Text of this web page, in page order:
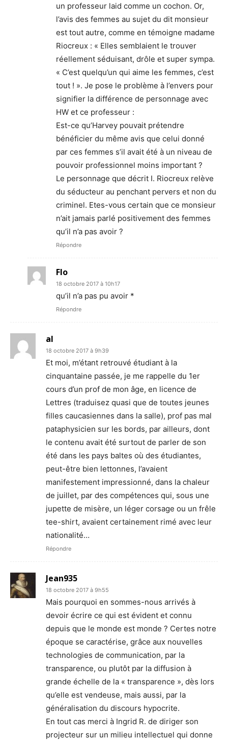
un professeur laid comme un cochon. Or,
l’avis des femmes au sujet du dit monsieur
est tout autre, comme en témoigne madame
Riocreux : « Elles semblaient le trouver
réellement séduisant, drôle et super sympa.
« C’est quelqu’un qui aime les femmes, c’est
tout ! ». Je pose le problème à l’envers pour
signifier la différence de personnage avec
HW et ce professeur :
Est-ce qu’Harvey pouvait prétendre
bénéficier du même avis que celui donné
par ces femmes s’il avait été à un niveau de
pouvoir professionnel moins important ?
Le personnage que décrit I. Riocreux relève
du séducteur au penchant pervers et non du
criminel. Etes-vous certain que ce monsieur
n’ait jamais parlé positivement des femmes
qu’il n’a pas avoir ?
Répondre
Flo
18 octobre 2017 à 10h17
qu’il n’a pas pu avoir *
Répondre
al
18 octobre 2017 à 9h39
Et moi, m’étant retrouvé étudiant à la
cinquantaine passée, je me rappelle du 1er
cours d’un prof de mon âge, en licence de
Lettres (traduisez quasi que de toutes jeunes
filles caucasiennes dans la salle), prof pas mal
pataphysicien sur les bords, par ailleurs, dont
le contenu avait été surtout de parler de son
été dans les pays baltes où des étudiantes,
peut-être bien lettonnes, l’avaient
manifestement impressionné, dans la chaleur
de juillet, par des compétences qui, sous une
jupette de misère, un léger corsage ou un frêle
tee-shirt, avaient certainement rimé avec leur
nationalité…
Répondre
Jean935
18 octobre 2017 à 9h55
Mais pourquoi en sommes-nous arrivés à
devoir écrire ce qui est évident et connu
depuis que le monde est monde ? Certes notre
époque se caractérise, grâce aux nouvelles
technologies de communication, par la
transparence, ou plutôt par la diffusion à
grande échelle de la « transparence », dès lors
qu’elle est vendeuse, mais aussi, par la
généralisation du discours hypocrite.
En tout cas merci à Ingrid R. de diriger son
projecteur sur un milieu intellectuel qui donne